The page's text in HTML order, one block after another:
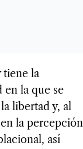
tiene la
en la que se
libertad y, al
la percepción
así